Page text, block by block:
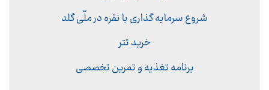
شروع سرمایه گذاری با نقره در ملّی گلد
خرید تتر
برنامه تغذیه و تمرین تخصصی